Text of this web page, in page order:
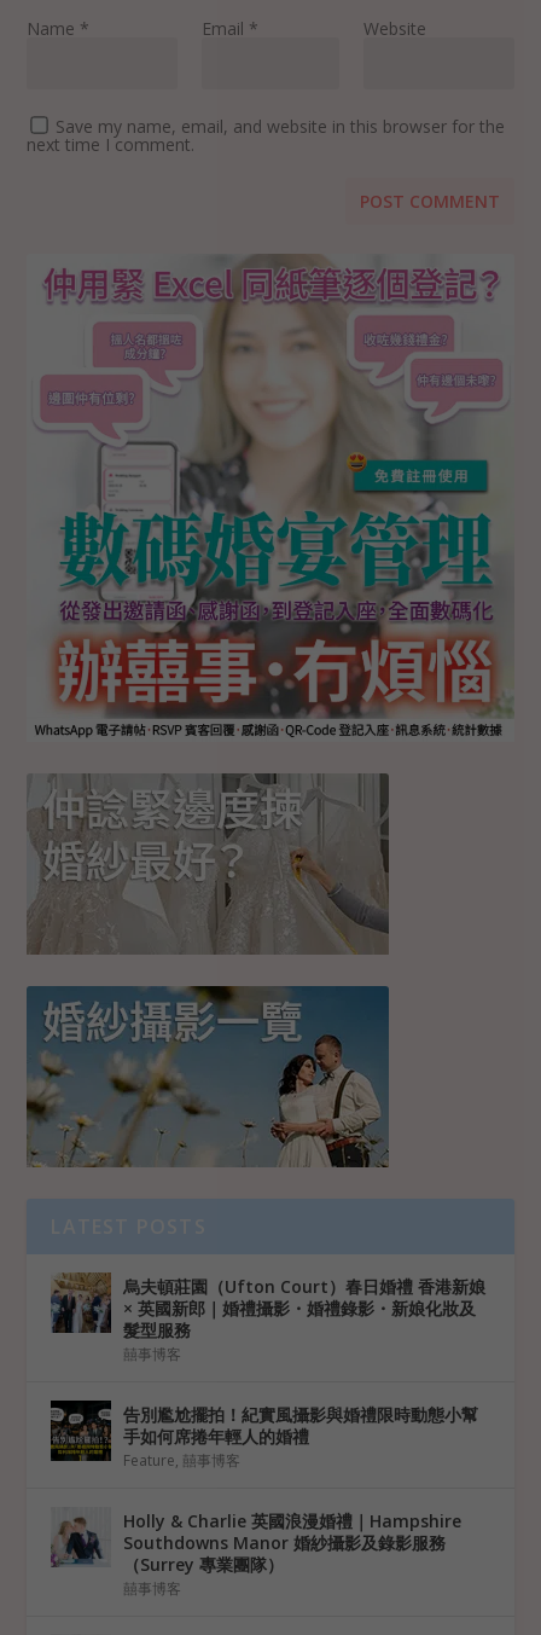
Name * Email * Website
Save my name, email, and website in this browser for the
next time I comment.
烏夫頓莊園（Ufton Court）春日婚禮 香港新娘
× 英國新郎｜婚禮攝影・婚禮錄影・新娘化妝及
髮型服務
囍事博客
告別尷尬擺拍！紀實風攝影與婚禮限時動態小幫
手如何席捲年輕人的婚禮
Feature, 囍事博客
Holly & Charlie 英國浪漫婚禮｜Hampshire
Southdowns Manor 婚紗攝影及錄影服務
（Surrey 專業團隊）
囍事博客